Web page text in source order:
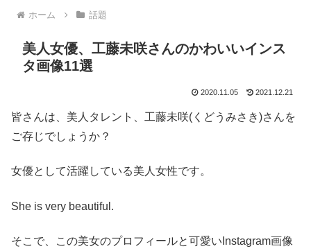
ホーム 話題
美人女優、工藤未咲さんのかわいいインス
タ画像11選
2020.11.05 2021.12.21
皆さんは、美人タレント、工藤未咲(くどうみさき)さんを
ご存じでしょうか？
女優として活躍している美人女性です。
She is very beautiful.
そこで、この美女のプロフィールと可愛いInstagram画像